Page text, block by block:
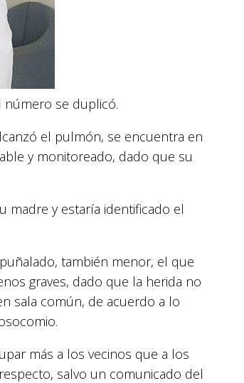
número se duplicó.
el pulmón, se encuentra en
y monitoreado, dado que su
madre y estaría identificado el
también menor, el que
graves, dado que la herida no
sala común, de acuerdo a lo
más a los vecinos que a los
salvo un comunicado del